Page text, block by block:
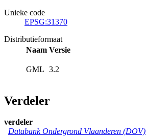
Unieke code
EPSG:31370
Distributieformaat
Naam Versie
GML 3.2
Verdeler
verdeler
Databank Ondergrond Vlaanderen (DOV)